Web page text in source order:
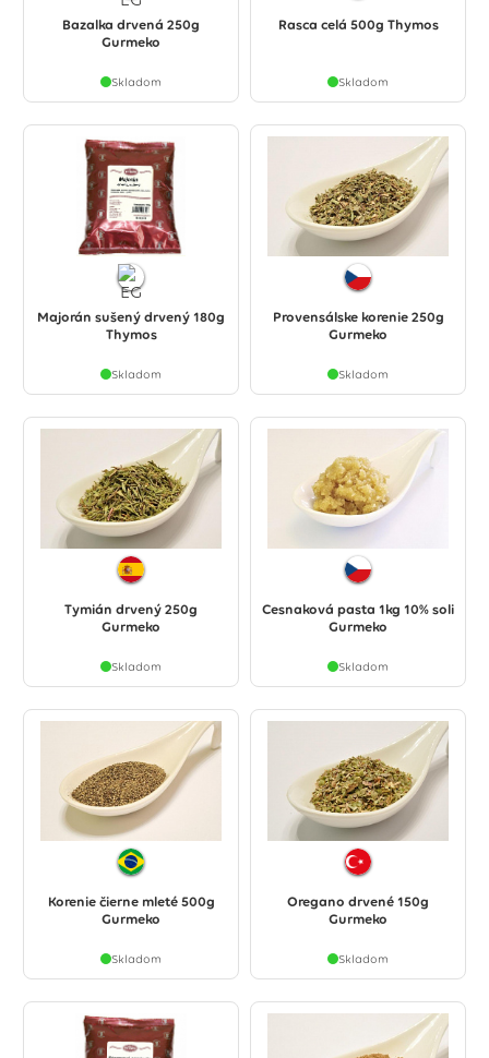
Bazalka drvená 250g
Gurmeko
Skladom
Rasca celá 500g Thymos
Skladom
Majorán sušený drvený 180g
Thymos
Skladom
Provensálske korenie 250g
Gurmeko
Skladom
Tymián drvený 250g
Gurmeko
Skladom
Cesnaková pasta 1kg 10% soli
Gurmeko
Skladom
Korenie čierne mleté 500g
Gurmeko
Skladom
Oregano drvené 150g
Gurmeko
Skladom